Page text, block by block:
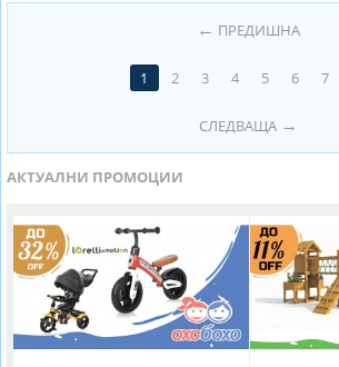
ПРЕДИШНА
1 2 3 4 5 6 7
СЛЕДВАЩА
АКТУАЛНИ ПРОМОЦИИ